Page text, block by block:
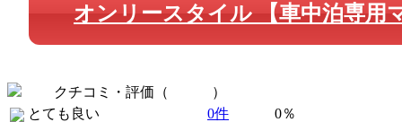
オンリースタイル 【車中泊専用
クチコミ・評価（
）
とても良い
0件
0％